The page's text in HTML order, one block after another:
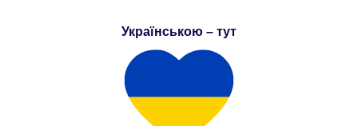
Українською – тут